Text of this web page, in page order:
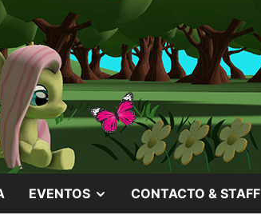
EVENTOS MOSTRAR
CONTACTO & STAFF